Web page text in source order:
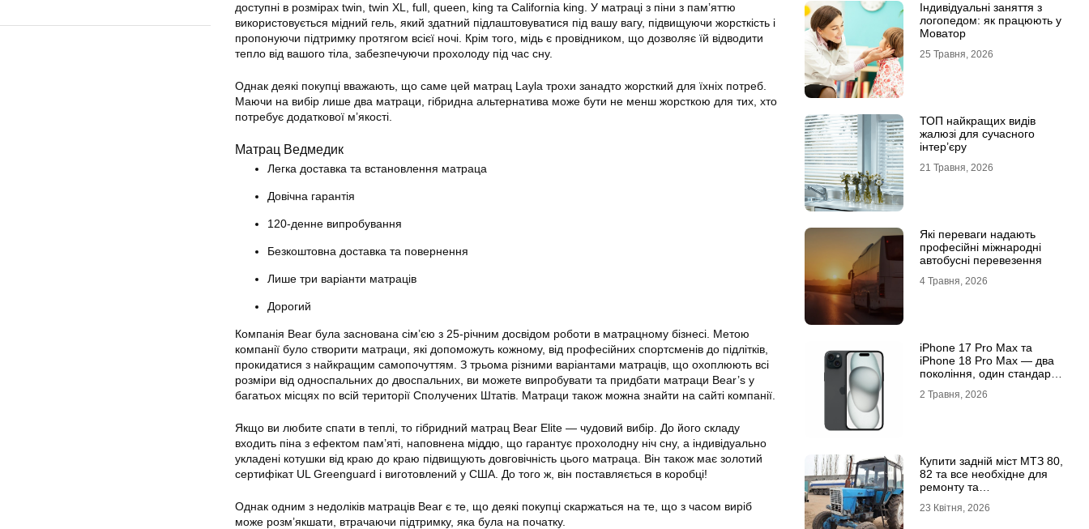
доступні в розмірах twin, twin XL, full, queen, king та California king. У матраці з піни з пам’яттю
використовується мідний гель, який здатний підлаштовуватися під вашу вагу, підвищуючи жорсткість і
пропонуючи підтримку протягом всієї ночі. Крім того, мідь є провідником, що дозволяє їй відводити
тепло від вашого тіла, забезпечуючи прохолоду під час сну.
Однак деякі покупці вважають, що саме цей матрац Layla трохи занадто жорсткий для їхніх потреб.
Маючи на вибір лише два матраци, гібридна альтернатива може бути не менш жорсткою для тих, хто
потребує додаткової м’якості.
Матрац Ведмедик
Легка доставка та встановлення матраца
Довічна гарантія
120-денне випробування
Безкоштовна доставка та повернення
Лише три варіанти матраців
Дорогий
Компанія Bear була заснована сім’єю з 25-річним досвідом роботи в матрацному бізнесі. Метою
компанії було створити матраци, які допоможуть кожному, від професійних спортсменів до підлітків,
прокидатися з найкращим самопочуттям. З трьома різними варіантами матраців, що охоплюють всі
розміри від односпальних до двоспальних, ви можете випробувати та придбати матраци Bear’s у
багатьох місцях по всій території Сполучених Штатів. Матраци також можна знайти на сайті компанії.
Якщо ви любите спати в теплі, то гібридний матрац Bear Elite — чудовий вибір. До його складу
входить піна з ефектом пам’яті, наповнена міддю, що гарантує прохолодну ніч сну, а індивідуально
укладені котушки від краю до краю підвищують довговічність цього матраца. Він також має золотий
сертифікат UL Greenguard і виготовлений у США. До того ж, він поставляється в коробці!
Однак одним з недоліків матраців Bear є те, що деякі покупці скаржаться на те, що з часом виріб
може розм’якшати, втрачаючи підтримку, яка була на початку.
Індивідуальні заняття з
логопедом: як працюють у
Моватор
25 Травня, 2026
ТОП найкращих видів
жалюзі для сучасного
інтер’єру
21 Травня, 2026
Які переваги надають
професійні міжнародні
автобусні перевезення
4 Травня, 2026
iРhone 17 Рro Мax та
iРhone 18 Рro Мax — два
покоління, один стандарт
2 Травня, 2026
Купити задній міст МТЗ 80,
82 та все необхідне для
ремонту та
23 Квітня, 2026